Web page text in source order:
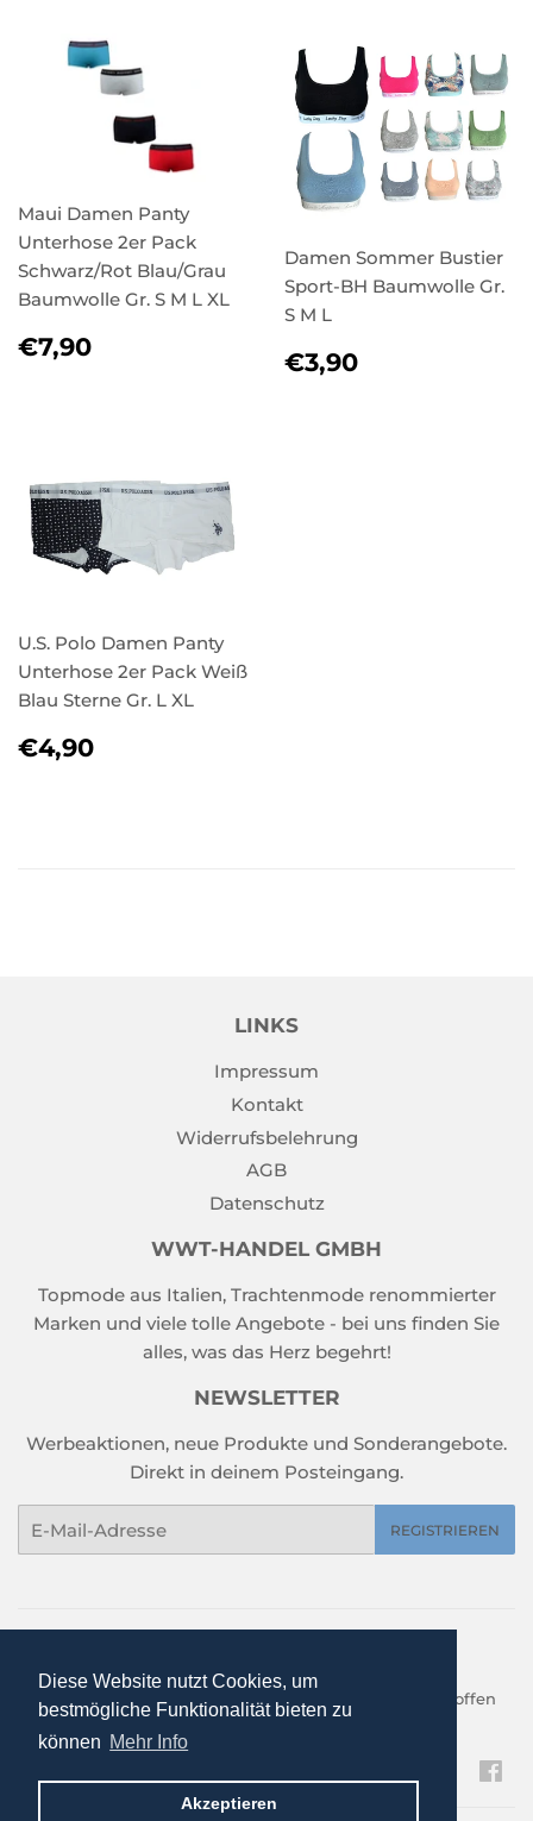
Diese Website nutzt Cookies, um
bestmögliche Funktionalität bieten zu
können Mehr Info
Akzeptieren
Maui Damen Panty
Unterhose 2er Pack
Schwarz/Rot Blau/Grau
Baumwolle Gr. S M L XL
NORMALER
PREIS
€7,90
Damen Sommer Bustier
Sport-BH Baumwolle Gr.
S M L
NORMALER
PREIS
€3,90
U.S. Polo Damen Panty
Unterhose 2er Pack Weiß
Blau Sterne Gr. L XL
NORMALER
PREIS
€4,90
LINKS
Impressum
Kontakt
Widerrufsbelehrung
AGB
Datenschutz
WWT-HANDEL GMBH
Topmode aus Italien, Trachtenmode renommierter
Marken und viele tolle Angebote - bei uns finden Sie
alles, was das Herz begehrt!
NEWSLETTER
Werbeaktionen, neue Produkte und Sonderangebote.
Direkt in deinem Posteingang.
Mail
REGISTRIEREN
Trachtenmode
Gebrauchte Trachten
Arbeitskleidung
Haushalt und Garten
neu eingetroffen